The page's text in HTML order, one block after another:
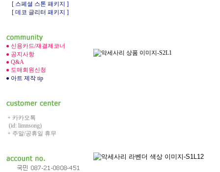
[ 스페셜 스톤 패키지 ]
[ 데코 글리터 패키지 ]
● 신용카드/재결제코너
● 공지사항
● Q&A
● 도매회원신청
● 아트 제작 tip
+ 카카오톡
(id: limnsong)
+ 주말/공휴일 휴무